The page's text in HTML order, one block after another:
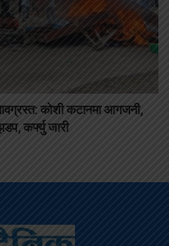
कोशी कटानमा आगजनी,
कर्फ्यु जारी